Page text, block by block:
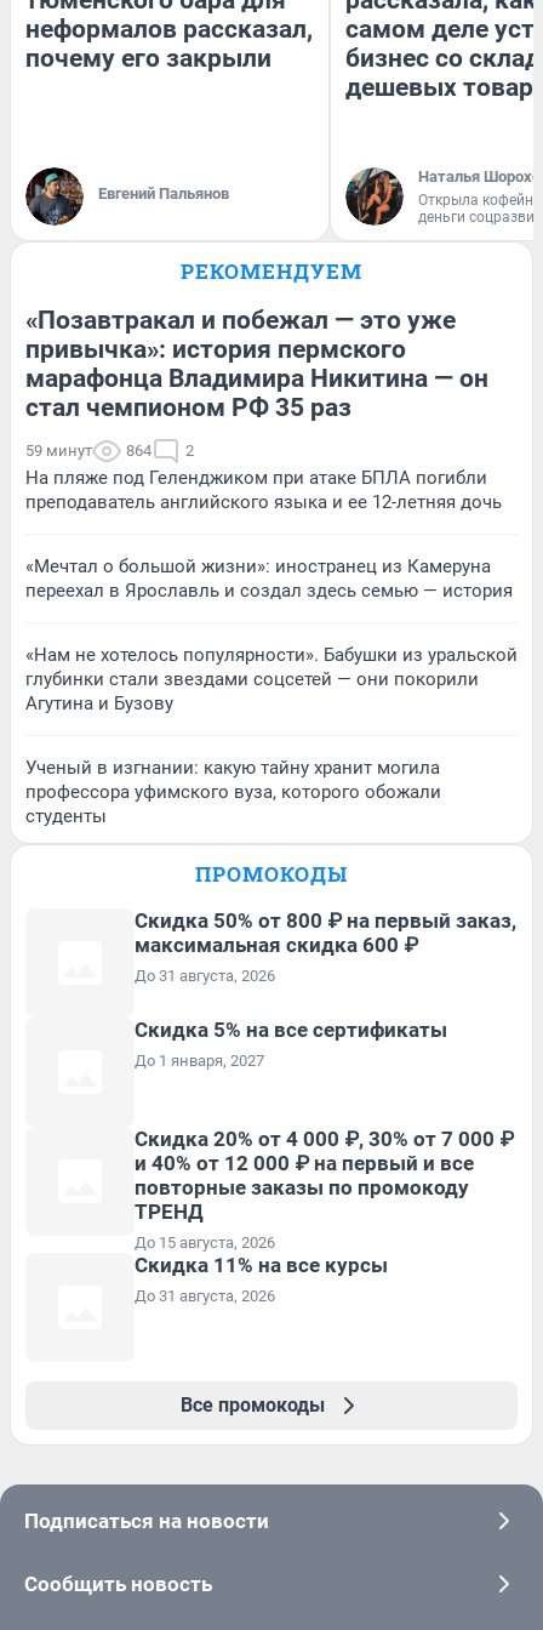
неформалов рассказал,
почему его закрыли
Евгений Пальянов
самом деле
бизнес со
дешевых
Наталья
Открыла
деньги
РЕКОМЕНДУЕМ
«Позавтракал и побежал — это уже
привычка»: история пермского
марафонца Владимира Никитина — он
стал чемпионом РФ 35 раз
59 минут 864 2
На пляже под Геленджиком при атаке БПЛА погибли
преподаватель английского языка и ее 12-летняя дочь
«Мечтал о большой жизни»: иностранец из Камеруна
переехал в Ярославль и создал здесь семью — история
«Нам не хотелось популярности». Бабушки из уральской
глубинки стали звездами соцсетей — они покорили
Агутина и Бузову
Ученый в изгнании: какую тайну хранит могила
профессора уфимского вуза, которого обожали
студенты
ПРОМОКОДЫ
Скидка 50% от 800 ₽ на первый заказ,
максимальная скидка 600 ₽
До 31 августа, 2026
Скидка 5% на все сертификаты
До 1 января, 2027
Скидка 20% от 4 000 ₽, 30% от 7 000 ₽
и 40% от 12 000 ₽ на первый и все
повторные заказы по промокоду
ТРЕНД
До 15 августа, 2026
Скидка 11% на все курсы
До 31 августа, 2026
Все промокоды